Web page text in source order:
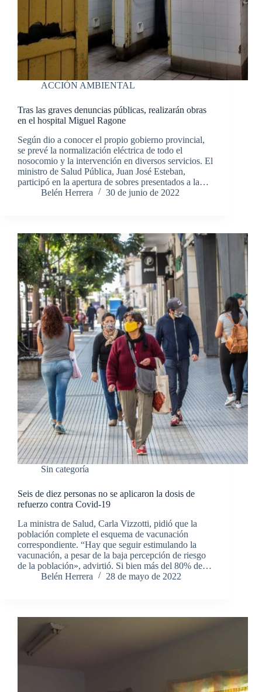
ACCIÓN AMBIENTAL
Tras las graves denuncias públicas, realizarán obras
en el hospital Miguel Ragone
Según dio a conocer el propio gobierno provincial,
se prevé la normalización eléctrica de todo el
nosocomio y la intervención en diversos servicios. El
ministro de Salud Pública, Juan José Esteban,
participó en la apertura de sobres presentados a la…
Belén Herrera
30 de junio de 2022
Sin categoría
Seis de diez personas no se aplicaron la dosis de
refuerzo contra Covid-19
La ministra de Salud, Carla Vizzotti, pidió que la
población complete el esquema de vacunación
correspondiente. “Hay que seguir estimulando la
vacunación, a pesar de la baja percepción de riesgo
de la población», advirtió. Si bien más del 80% de…
Belén Herrera
28 de mayo de 2022